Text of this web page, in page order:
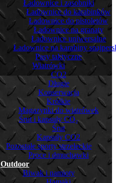
Ładownice i zasobniki
Ładownice do karabinków
Ładownice do pistoletów
Ładownice na granaty
Ładownice uniwersalne
Ładownice na karabiny
Pasy taktyczne
Wiatrówki
CO2
Długie
Konserwacja
Krótkie
Magazynki do wiatrówek
Śrut i kapsuły CO₂
Śrut
Kapsuły CO2
Pozostałe sporty strzeleckie
Proce i dmuchawki
Outdoor
Biwak i namioty